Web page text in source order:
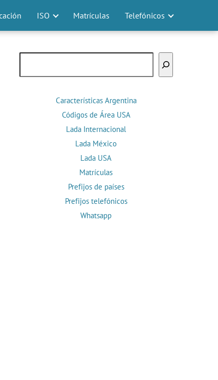
ISO Matrículas Telefónicos
Características Argentina
Códigos de Área USA
Lada Internacional
Lada México
Lada USA
Matrículas
Prefijos de países
Prefijos telefónicos
Whatsapp